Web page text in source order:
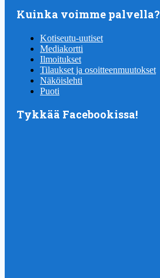
Kuinka voimme palvella?
Kotiseutu-uutiset
Mediakortti
Ilmoitukset
Tilaukset ja osoitteenmuutokset
Näköislehti
Puoti
Tykkää Facebookissa!